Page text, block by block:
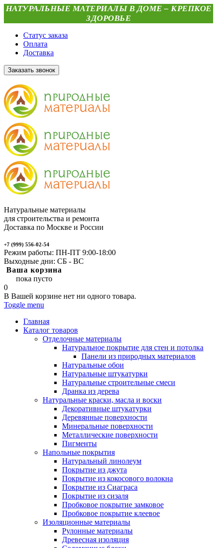
НАТУРАЛЬНЫЕ МАТЕРИАЛЫ В ДОМЕ – КРЕПКОЕ
ЗДОРОВЬЕ
Статус заказа
Оплата
Доставка
Заказать звонок
Натуральные материалы
для строительства и ремонта
Доставка по Москве и России
+7 (999) 556-02-54
Режим работы: ПН-ПТ 9:00-18:00
Выходные дни: СБ - ВС
Ваша корзина
пока пусто
0
В Вашей корзине нет ни одного товара.
Toggle menu
Главная
Каталог товаров
Отделочные материалы
Натуральное покрытие для стен и потолка
Панели из природных материалов
Натуральные обои
Натуральные штукатурки
Натуральные строительные смеси
Дранка из дерева
Натуральные краски, масла и воски
Декоративные штукатурки
Деревянные поверхности
Минеральные поверхности
Металлические поверхности
Пигменты
Напольные покрытия
Натуральный линолеум
Покрытие из джута
Покрытие из кокосового волокна
Покрытие из Сиаграса
Покрытие из сизаля
Пробковое покрытие замковое
Пробковое покрытие клеевое
Изоляционные материалы
Рулонные материалы
Древесная изоляция